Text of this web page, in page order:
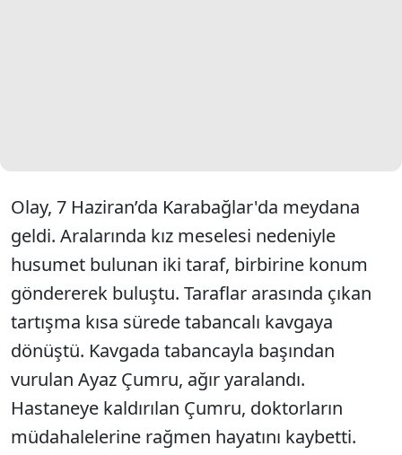
Olay, 7 Haziran’da Karabağlar'da meydana
geldi. Aralarında kız meselesi nedeniyle
husumet bulunan iki taraf, birbirine konum
göndererek buluştu. Taraflar arasında çıkan
tartışma kısa sürede tabancalı kavgaya
dönüştü. Kavgada tabancayla başından
vurulan Ayaz Çumru, ağır yaralandı.
Hastaneye kaldırılan Çumru, doktorların
müdahalelerine rağmen hayatını kaybetti.